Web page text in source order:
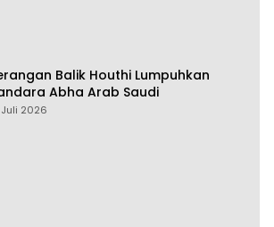
Balik Houthi Lumpuhkan
Abha Arab Saudi
Juli 2026